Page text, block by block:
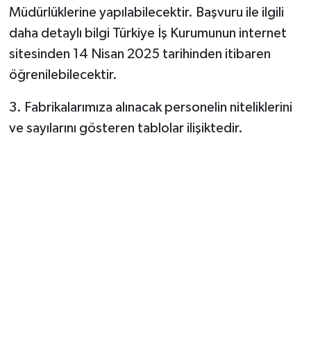
Müdürlüklerine yapılabilecektir. Başvuru ile ilgili
daha detaylı bilgi Türkiye İş Kurumunun internet
sitesinden 14 Nisan 2025 tarihinden itibaren
öğrenilebilecektir.
3. Fabrikalarımıza alınacak personelin niteliklerini
ve sayılarını gösteren tablolar ilişiktedir.